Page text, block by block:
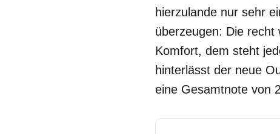
hierzulande nur sehr
überzeugen: Die recht
Komfort, dem steht
hinterlässt der neue
eine Gesamtnote von